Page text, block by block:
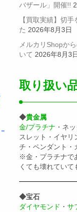
バザール」開催!!
【買取実績】切
た 2026年8月3日
メルカリShopか
いて 2026年8月3
取り扱い
◆貴金属
金/プラチナ ・ネ
スレット・イヤリ
チ・ペンダント・
※金・プラチナで
くても壊れていて
◆宝石
ダイヤモンド ・ サ